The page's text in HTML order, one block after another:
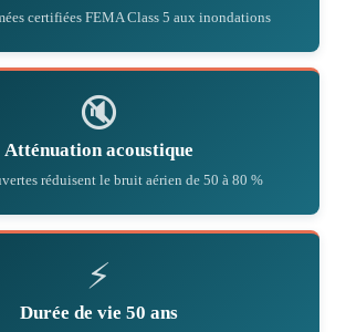
certifiées FEMA Class 5 aux inondations
🔇
Atténuation acoustique
réduisent le bruit aérien de 50 à 80 %
⚡
Durée de vie 50 ans